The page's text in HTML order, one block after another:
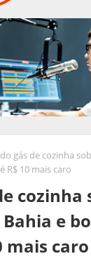
gás de cozinha
R$ 10 mais caro
cozinha
e
mais caro